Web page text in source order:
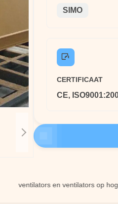
SIMO
CERTIFICAAT
CE,
ventilators en ventilators op hoge